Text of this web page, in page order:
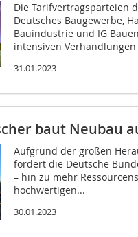
Die Tarifvertragsparteien
Deutsches Baugewerbe,
Bauindustrie und IG
intensiven Verhandlungen
31.01.2023
baut Neubau
Aufgrund der großen
fordert die Deutsche
– hin zu mehr
hochwertigen...
30.01.2023